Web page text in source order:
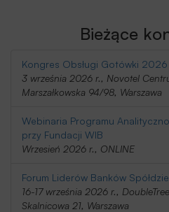
Bieżące
Kongres Obsługi Gotówki 2026
3 września 2026 r., Novotel
Marszałkowska 94/98, Warszawa
Webinaria Programu
przy Fundacji WIB
Wrzesień 2026 r., ONLINE
Forum Liderów Banków
16-17 września 2026 r.,
Skalnicowa 21, Warszawa